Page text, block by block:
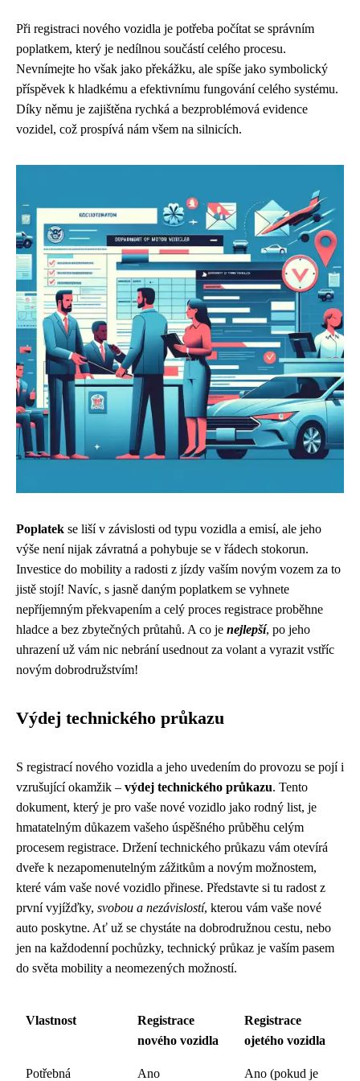
Při registraci nového vozidla je potřeba počítat se správním
poplatkem, který je nedílnou součástí celého procesu.
Nevnímejte ho však jako překážku, ale spíše jako symbolický
příspěvek k hladkému a efektivnímu fungování celého systému.
Díky němu je zajištěna rychká a bezproblémová evidence
vozidel, což prospívá nám všem na silnicích.
Poplatek se liší v závislosti od typu vozidla a emisí, ale jeho
výše není nijak závratná a pohybuje se v řádech stokorun.
Investice do mobility a radosti z jízdy vaším novým vozem za to
jistě stojí! Navíc, s jasně daným poplatkem se vyhnete
nepříjemným překvapením a celý proces registrace proběhne
hladce a bez zbytečných průtahů. A co je nejlepší, po jeho
uhrazení už vám nic nebrání usednout za volant a vyrazit vstříc
novým dobrodružstvím!
Výdej technického průkazu
S registrací nového vozidla a jeho uvedením do provozu se pojí i
vzrušující okamžik – výdej technického průkazu. Tento
dokument, který je pro vaše nové vozidlo jako rodný list, je
hmatatelným důkazem vašeho úspěšného průběhu celým
procesem registrace. Držení technického průkazu vám otevírá
dveře k nezapomenutelným zážitkům a novým možnostem,
které vám vaše nové vozidlo přinese. Představte si tu radost z
první vyjížďky, svobou a nezávislostí, kterou vám vaše nové
auto poskytne. Ať už se chystáte na dobrodružnou cestu, nebo
jen na každodenní pochůzky, technický průkaz je vaším pasem
do světa mobility a neomezených možností.
Vlastnost
Registrace
nového vozidla
Registrace
ojetého vozidla
Potřebná
Ano
Ano (pokud je